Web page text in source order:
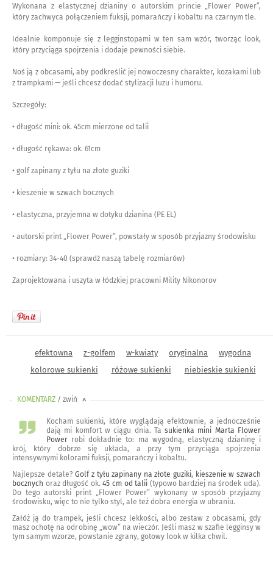
Wykonana z elastycznej dzianiny o autorskim princie „Flower Power”,
który zachwyca połączeniem fuksji, pomarańczy i kobaltu na czarnym tle.
Idealnie komponuje się z legginstopami w ten sam wzór, tworząc look,
który przyciąga spojrzenia i dodaje pewności siebie.
Noś ją z obcasami, aby podkreślić jej nowoczesny charakter, kozakami lub
z trampkami — jeśli chcesz dodać stylizacji luzu i humoru.
Szczegóły:
• długość mini: ok. 45cm mierzone od talii
• długość rękawa: ok. 61cm
• golf zapinany z tyłu na złote guziki
• kieszenie w szwach bocznych
• elastyczna, przyjemna w dotyku dzianina (PE EL)
• autorski print „Flower Power”, powstały w sposób przyjazny środowisku
• rozmiary: 34-40 (sprawdź naszą tabelę rozmiarów)
Zaprojektowana i uszyta w łódzkiej pracowni Mility Nikonorov
efektowna z-golfem w-kwiaty oryginalna
wygodna
kolorowe sukienki
różowe sukienki niebieskie sukienki
KOMENTARZ / zwiń <
Kocham sukienki, które wyglądają efektownie, a jednocześnie
dają mi komfort w ciągu dnia. Tasukienka mini Marta Flower
Power robi dokładnie to: ma wygodną, elastyczną dzianinę i
krój, który dobrze się układa, a przy tym przyciąga spojrzenia
intensywnymi kolorami fuksji, pomarańczy i kobaltu.
Najlepsze detale?Golf z tyłu zapinany na złote guziki, kieszenie w szwach
bocznych oraz długość ok.45 cm od talii (typowo bardziej na środek uda).
Do tego autorski print „Flower Power” wykonany w sposób przyjazny
środowisku, więc to nie tylko styl, ale też dobra energia w ubraniu.
Załóż ją do trampek, jeśli chcesz lekkości, albo zestaw z obcasami, gdy
masz ochotę na odrobinę „wow” na wieczór. Jeśli masz w szafie legginsy w
tym samym wzorze, powstanie zgrany, gotowy look w kilka chwil.